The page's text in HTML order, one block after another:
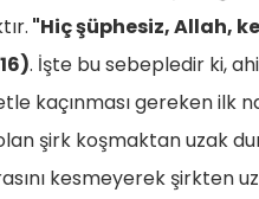
"Hiç şüphesiz, Allah,
. İşte bu sebepledir ki,
kaçınması gereken ilk
şirk koşmaktan uzak
kesmeyerek şirkten